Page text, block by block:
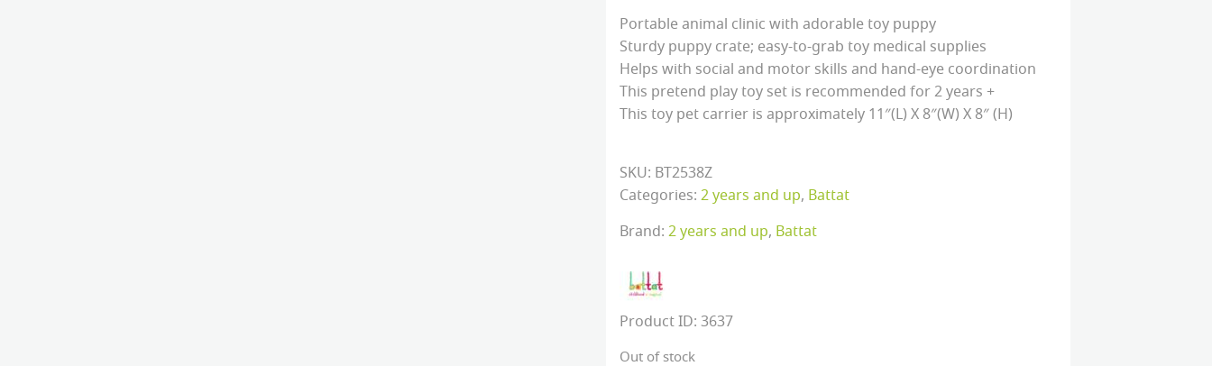
Portable animal clinic with adorable toy puppy
Sturdy puppy crate; easy-to-grab toy medical supplies
Helps with social and motor skills and hand-eye coordination
This pretend play toy set is recommended for 2 years +
This toy pet carrier is approximately 11″(L) X 8″(W) X 8″ (H)
SKU: BT2538Z
Categories: 2 years and up, Battat
Brand: 2 years and up, Battat
Product ID: 3637
Out of stock